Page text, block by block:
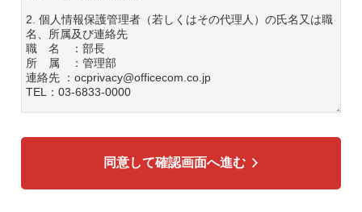
2. 個人情報保護管理者（若しくはその代理人）の氏名又は職
名、所属及び連絡先
職 名 ：部長
所 属 ：管理部
連絡先 ：ocprivacy@officecom.co.jp
TEL：03-6833-0000
広告配信の効率化、マーケティング活動などのために、氏
同意して確認画面へ進む